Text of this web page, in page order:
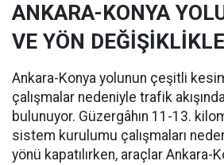
ANKARA-KONYA
VE YÖN
Ankara-Konya yolunun çeşitli
çalışmalar nedeniyle trafik
bulunuyor. Güzergâhın 11-13.
sistem kurulumu çalışmaları
yönü kapatılırken, araçlar Ankara-